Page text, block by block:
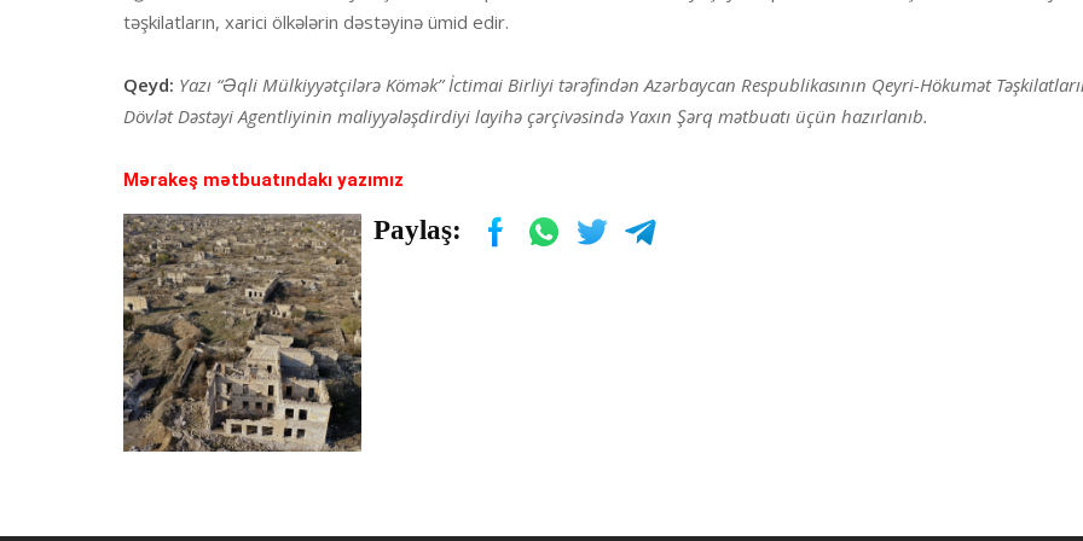
təşkilatların, xarici ölkələrin dəstəyinə ümid edir.
Qeyd: Yazı “Əqli Mülkiyyətçilərə Kömək” İctimai Birliyi tərəfindən Azərbaycan Respublikasının Qeyri-Hökumət
Dövlət Dəstəyi Agentliyinin maliyyələşdirdiyi layihə çərçivəsində Yaxın Şərq mətbuatı üçün hazırlanıb.
Mərakeş mətbuatındakı yazımız
Paylaş: